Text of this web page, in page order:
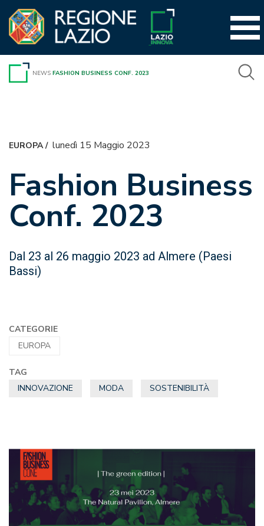
contenuto
NEWS FASHION BUSINESS CONF. 2023
EUROPA/ lunedì 15 Maggio 2023
Fashion Business
Conf. 2023
Dal 23 al 26 maggio 2023 ad Almere (Paesi
Bassi)
CATEGORIE
EUROPA
TAG
INNOVAZIONE
MODA SOSTENIBILITÀ